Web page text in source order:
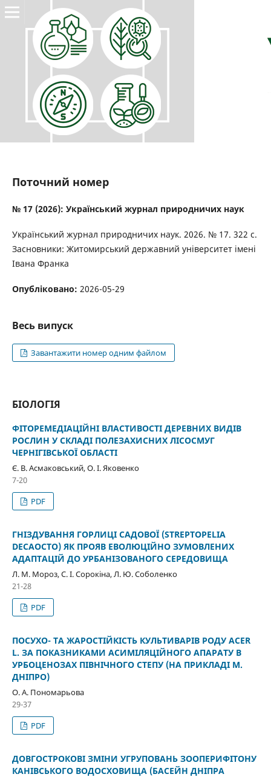
Поточний номер
№ 17 (2026): Український журнал природничих наук
Український журнал природничих наук. 2026. № 17. 322 с.
Засновники: Житомирський державний університет імені
Івана Франка
Опубліковано: 2026-05-29
Весь випуск
Завантажити номер одним файлом
БІОЛОГІЯ
ФІТОРЕМЕДІАЦІЙНІ ВЛАСТИВОСТІ ДЕРЕВНИХ ВИДІВ
РОСЛИН У СКЛАДІ ПОЛЕЗАХИСНИХ ЛІСОСМУГ
ЧЕРНІГІВСЬКОЇ ОБЛАСТІ
Є. В. Асмаковський, О. І. Яковенко
7-20
PDF
ГНІЗДУВАННЯ ГОРЛИЦІ САДОВОЇ (STREPTOPELIA
DECAOCTO) ЯК ПРОЯВ ЕВОЛЮЦІЙНО ЗУМОВЛЕНИХ
АДАПТАЦІЙ ДО УРБАНІЗОВАНОГО СЕРЕДОВИЩА
Л. М. Мороз, С. І. Сорокіна, Л. Ю. Соболенко
21-28
PDF
ПОСУХО- ТА ЖАРОСТІЙКІСТЬ КУЛЬТИВАРІВ РОДУ ACER
L. ЗА ПОКАЗНИКАМИ АСИМІЛЯЦІЙНОГО АПАРАТУ В
УРБОЦЕНОЗАХ ПІВНІЧНОГО СТЕПУ (НА ПРИКЛАДІ М.
ДНІПРО)
О. А. Пономарьова
29-37
PDF
ДОВГОСТРОКОВІ ЗМІНИ УГРУПОВАНЬ ЗООПЕРИФІТОНУ
КАНІВСЬКОГО ВОДОСХОВИЩА (БАСЕЙН ДНІПРА